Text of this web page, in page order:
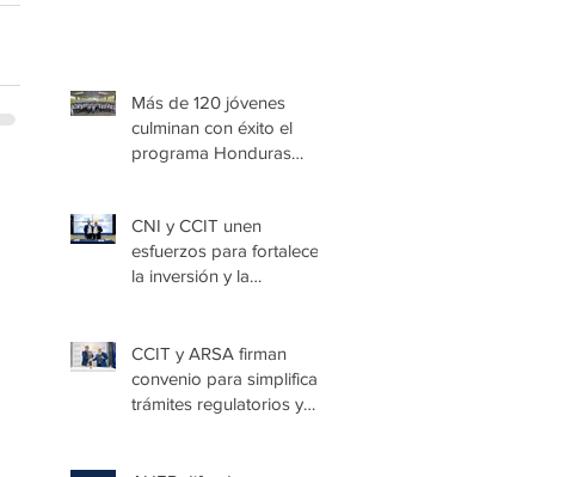
Más de 120 jóvenes
culminan con éxito el
programa Honduras
CNI y CCIT unen
esfuerzos para fortalecer
la inversión y la
CCIT y ARSA firman
convenio para simplificar
trámites regulatorios y